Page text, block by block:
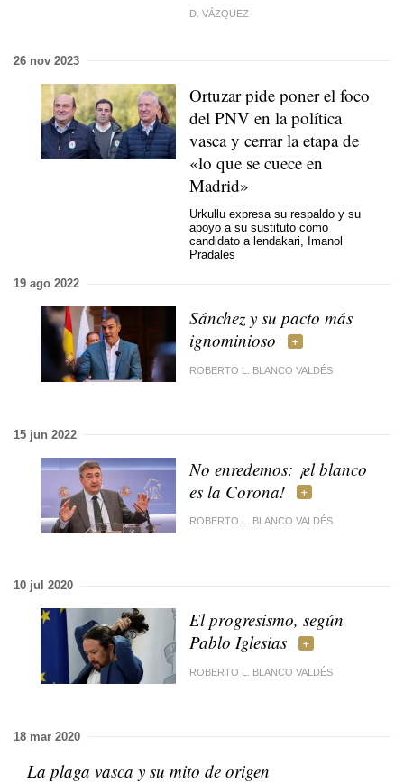
D. VÁZQUEZ
26 nov 2023
Ortuzar pide poner el foco
del PNV en la política
vasca y cerrar la etapa de
«lo que se cuece en
Madrid»
Urkullu expresa su respaldo y su
apoyo a su sustituto como
candidato a lendakari, Imanol
Pradales
19 ago 2022
Sánchez y su pacto más
ignominioso
ROBERTO L. BLANCO VALDÉS
15 jun 2022
No enredemos: ¡el blanco
es la Corona!
ROBERTO L. BLANCO VALDÉS
10 jul 2020
El progresismo, según
Pablo Iglesias
ROBERTO L. BLANCO VALDÉS
18 mar 2020
La plaga vasca y su mito de origen